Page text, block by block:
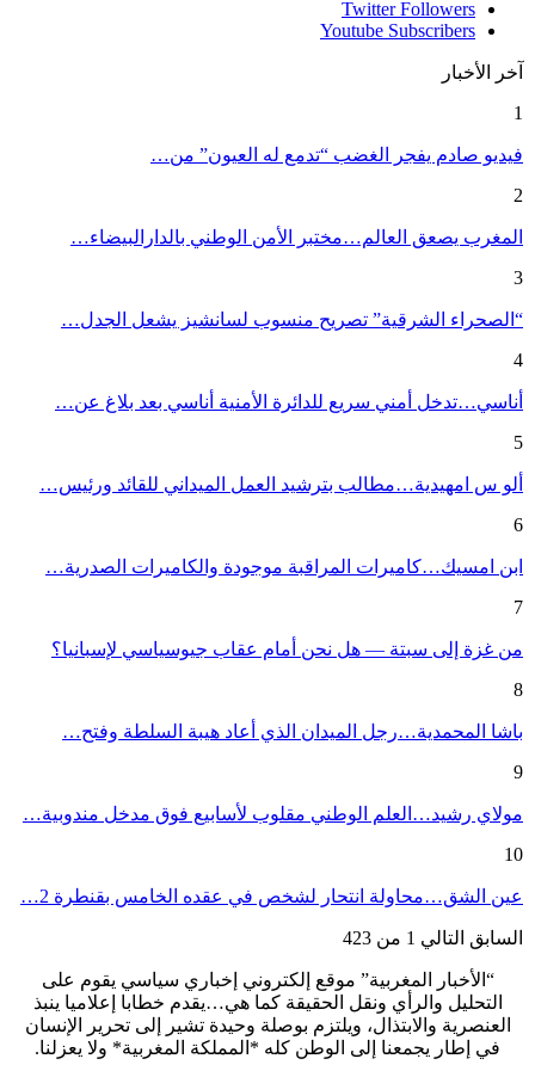
Twitter Followers
Youtube Subscribers
آخر الأخبار
1
فيديو صادم يفجر الغضب “تدمع له العيون” من…
2
المغرب يصعق العالم…مختبر الأمن الوطني بالدارالبيضاء…
3
“الصحراء الشرقية” تصريح منسوب لسانشيز يشعل الجدل…
4
أناسي…تدخل أمني سريع للدائرة الأمنية أناسي بعد بلاغ عن…
5
ألو س امهيدية…مطالب بترشيد العمل الميداني للقائد ورئيس…
6
ابن امسيك…كاميرات المراقبة موجودة والكاميرات الصدرية…
7
من غزة إلى سبتة — هل نحن أمام عقاب جيوسياسي لإسبانيا؟
8
باشا المحمدية…رجل الميدان الذي أعاد هيبة السلطة وفتح…
9
مولاي رشيد…العلم الوطني مقلوب لأسابيع فوق مدخل مندوبية…
10
عين الشق…محاولة انتحار لشخص في عقده الخامس بقنطرة 2…
السابق التالي 1 من 423
“الأخبار المغربية” موقع إلكتروني إخباري سياسي يقوم على
التحليل والرأي ونقل الحقيقة كما هي…يقدم خطابا إعلاميا ينبذ
العنصرية والابتذال، ويلتزم بوصلة وحيدة تشير إلى تحرير الإنسان
في إطار يجمعنا إلى الوطن كله *المملكة المغربية* ولا يعزلنا.